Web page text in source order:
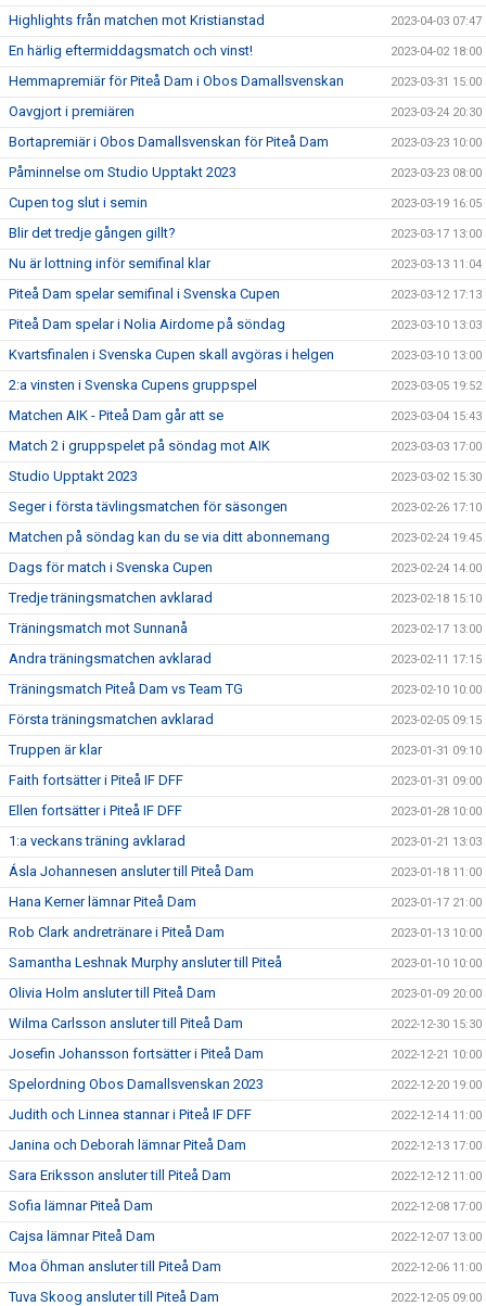
Highlights från matchen mot Kristianstad 2023-04-03 07:47
En härlig eftermiddagsmatch och vinst! 2023-04-02 18:00
Hemmapremiär för Piteå Dam i Obos Damallsvenskan 2023-03-31 15:00
Oavgjort i premiären 2023-03-24 20:30
Bortapremiär i Obos Damallsvenskan för Piteå Dam 2023-03-23 10:00
Påminnelse om Studio Upptakt 2023 2023-03-23 08:00
Cupen tog slut i semin 2023-03-19 16:05
Blir det tredje gången gillt? 2023-03-17 13:00
Nu är lottning inför semifinal klar 2023-03-13 11:04
Piteå Dam spelar semifinal i Svenska Cupen 2023-03-12 17:13
Piteå Dam spelar i Nolia Airdome på söndag 2023-03-10 13:03
Kvartsfinalen i Svenska Cupen skall avgöras i helgen 2023-03-10 13:00
2:a vinsten i Svenska Cupens gruppspel 2023-03-05 19:52
Matchen AIK - Piteå Dam går att se 2023-03-04 15:43
Match 2 i gruppspelet på söndag mot AIK 2023-03-03 17:00
Studio Upptakt 2023 2023-03-02 15:30
Seger i första tävlingsmatchen för säsongen 2023-02-26 17:10
Matchen på söndag kan du se via ditt abonnemang 2023-02-24 19:45
Dags för match i Svenska Cupen 2023-02-24 14:00
Tredje träningsmatchen avklarad 2023-02-18 15:10
Träningsmatch mot Sunnanå 2023-02-17 13:00
Andra träningsmatchen avklarad 2023-02-11 17:15
Träningsmatch Piteå Dam vs Team TG 2023-02-10 10:00
Första träningsmatchen avklarad 2023-02-05 09:15
Truppen är klar 2023-01-31 09:10
Faith fortsätter i Piteå IF DFF 2023-01-31 09:00
Ellen fortsätter i Piteå IF DFF 2023-01-28 10:00
1:a veckans träning avklarad 2023-01-21 13:03
Ásla Johannesen ansluter till Piteå Dam 2023-01-18 11:00
Hana Kerner lämnar Piteå Dam 2023-01-17 21:00
Rob Clark andretränare i Piteå Dam 2023-01-13 10:00
Samantha Leshnak Murphy ansluter till Piteå 2023-01-10 10:00
Olivia Holm ansluter till Piteå Dam 2023-01-09 20:00
Wilma Carlsson ansluter till Piteå Dam 2022-12-30 15:30
Josefin Johansson fortsätter i Piteå Dam 2022-12-21 10:00
Spelordning Obos Damallsvenskan 2023 2022-12-20 19:00
Judith och Linnea stannar i Piteå IF DFF 2022-12-14 11:00
Janina och Deborah lämnar Piteå Dam 2022-12-13 17:00
Sara Eriksson ansluter till Piteå Dam 2022-12-12 11:00
Sofia lämnar Piteå Dam 2022-12-08 17:00
Cajsa lämnar Piteå Dam 2022-12-07 13:00
Moa Öhman ansluter till Piteå Dam 2022-12-06 11:00
Tuva Skoog ansluter till Piteå Dam 2022-12-05 09:00